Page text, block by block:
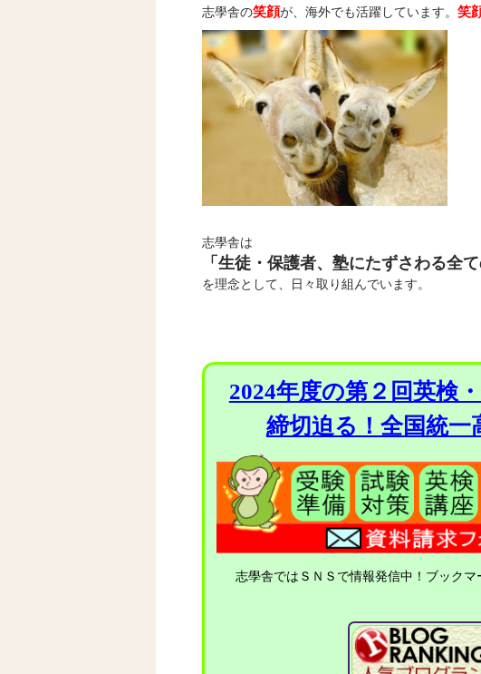
志學舎の笑顔が、海外でも活躍しています。笑
志學舎は
「生徒・保護者、塾にたずさわる全
を理念として、日々取り組んでいます。
2024年度の第２回英検
締切迫る！全国統一
志學舎ではＳＮＳで情報発信中！ブック